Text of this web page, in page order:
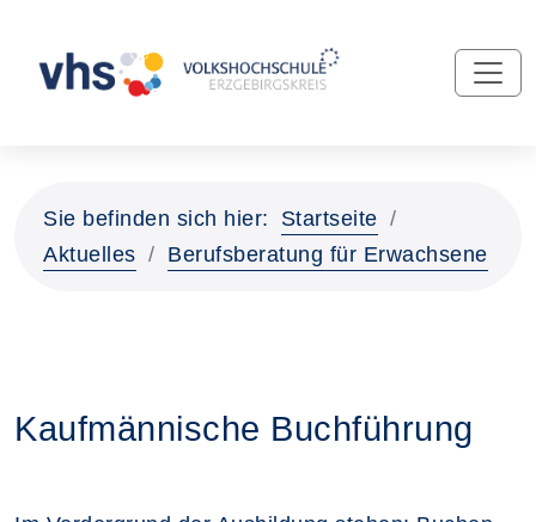
Sie befinden sich hier:
Startseite
Aktuelles
Berufsberatung für Erwachsene
Kaufmännische Buchführung